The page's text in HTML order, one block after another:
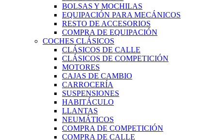
BOLSAS Y MOCHILAS
EQUIPACIÓN PARA MECÁNICOS
RESTO DE ACCESORIOS
COMPRA DE EQUIPACIÓN
COCHES CLÁSICOS
CLÁSICOS DE CALLE
CLÁSICOS DE COMPETICIÓN
MOTORES
CAJAS DE CAMBIO
CARROCERÍA
SUSPENSIONES
HABITÁCULO
LLANTAS
NEUMÁTICOS
COMPRA DE COMPETICIÓN
COMPRA DE CALLE